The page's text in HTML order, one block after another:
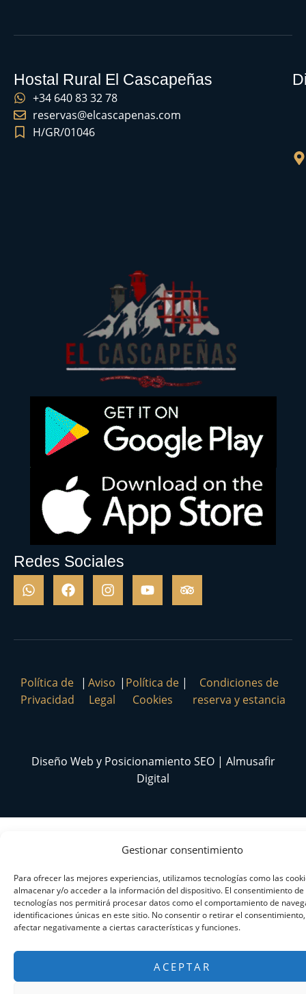
Gestionar consentimiento
Para ofrecer las mejores experiencias, utilizamos tecnologías como las
almacenar y/o acceder a la información del dispositivo. El consentimiento de
tecnologías nos permitirá procesar datos como el comportamiento de
identificaciones únicas en este sitio. No consentir o retirar el
afectar negativamente a ciertas características y funciones.
ACEPTAR
Hostal Rural El Cascapeñas
+34 640 83 32 78
reservas@elcascapenas.com
H/GR/01046
Redes Sociales
Política de
Privacidad
| Aviso
Legal
| Política de
Cookies
|
Condiciones de
reserva y estancia
Diseño Web y Posicionamiento SEO | Almusafir
Digital